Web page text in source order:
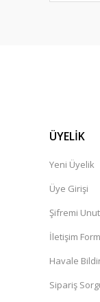
ÜYELİK
Yeni Üyelik
Üye Girişi
Şifremi
İletişim
Havale
Sipariş